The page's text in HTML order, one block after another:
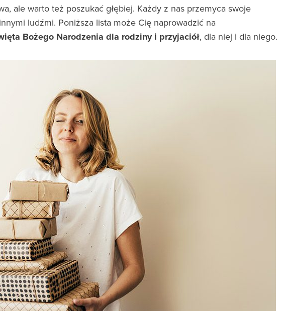
ale warto też poszukać głębiej. Każdy z nas przemyca swoje
ludźmi. Poniższa lista może Cię naprowadzić na
Bożego Narodzenia dla rodziny i przyjaciół, dla niej i dla niego.